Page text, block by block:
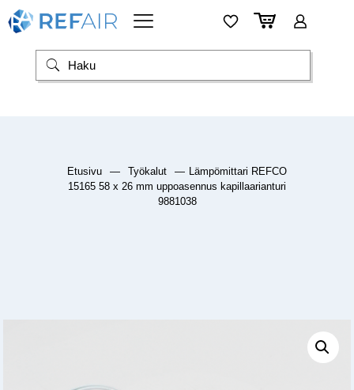
Etusivu — Työkalut — Lämpömittari REFCO
15165 58 x 26 mm uppoasennus kapillaarianturi
9881038